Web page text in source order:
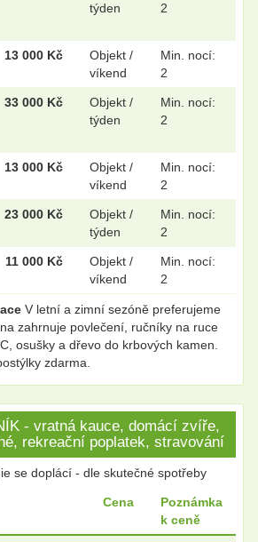
týden
2
13 000 Kč
Objekt /
víkend
Min. nocí:
2
33 000 Kč
Objekt /
týden
Min. nocí:
2
13 000 Kč
Objekt /
víkend
Min. nocí:
2
23 000 Kč
Objekt /
týden
Min. nocí:
2
11 000 Kč
Objekt /
víkend
Min. nocí:
2
V letní a zimní sezóně preferujeme
zahrnuje povlečení, ručníky na ruce
osušky a dřevo do krbových kamen.
zdarma.
- vratná kauce, domácí zvíře,
rekreační poplatek, stravování
se doplácí - dle skutečné spotřeby
Cena
Poznámka
k ceně